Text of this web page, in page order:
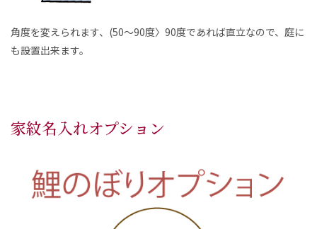
角度を変えられます、(50～90度〉90度であれば直立なので、庭に
も設置出来ます。
家紋名入れオプション